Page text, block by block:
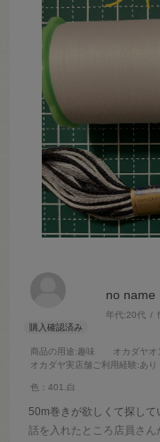
no name
年代:20代
商品の用途:趣味 オカダヤオ
オカダヤ実店舗ご利用経験:あり
色：401.白
50m巻きが欲しくて探し
話を入れたところ店員さ